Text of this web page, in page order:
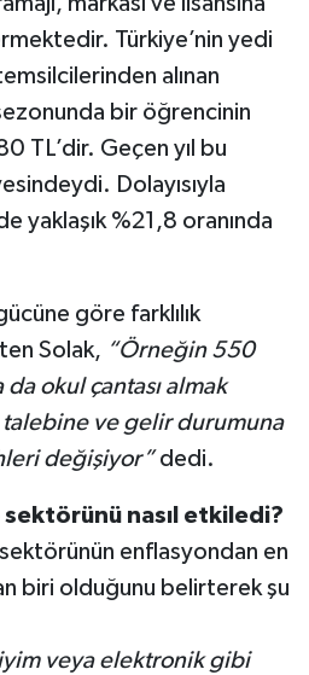
Türkiye’nin yedi
alınan
bir öğrencinin
TL’dir. Geçen yıl bu
Dolayısıyla
yaklaşık %21,8 oranında
göre farklılık
Solak, “Örneğin 550
okul çantası almak
ve gelir durumuna
değişiyor” dedi.
sektörünü nasıl etkiledi?
enflasyondan en
biri olduğunu belirterek şu
veya elektronik gibi